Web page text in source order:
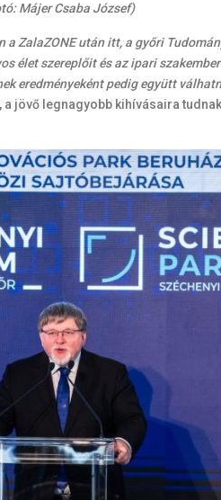
Májer Csaba József)
ZalaZONE után itt, a győri
élet szereplőit és az ipari
eredményeként pedig együtt
legnagyobb kihívásaira